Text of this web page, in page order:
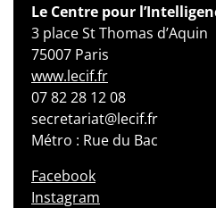
Le Centre pour
3 place St Thomas d’Aquin
75007 Paris
www.lecif.fr
07 82 28 12 08
secretariat@lecif.fr
Métro : Rue du Bac
Facebook
Instagram